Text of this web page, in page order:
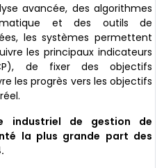
avancée, des algorithmes
et des outils de
les systèmes permettent
les principaux indicateurs
de fixer des objectifs
les progrès vers les objectifs
industriel de gestion de
la plus grande part des